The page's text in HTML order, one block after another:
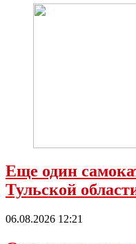
Еще один
Тульской
06.08.2026 12:21